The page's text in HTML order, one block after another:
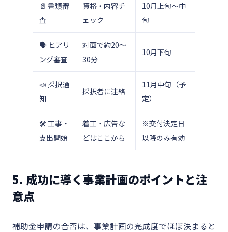
📄 書類審
査
資格・内容チ
ェック
10月上旬〜中
旬
🗣 ヒアリ
ング審査
対面で約20〜
30分
10月下旬
📣 採択通
知
採択者に連絡
11月中旬（予
定）
🛠 工事・
支出開始
着工・広告な
どはここから
※交付決定日
以降のみ有効
5. 成功に導く事業計画のポイントと注
意点
補助金申請の合否は、事業計画の完成度でほぼ決まると